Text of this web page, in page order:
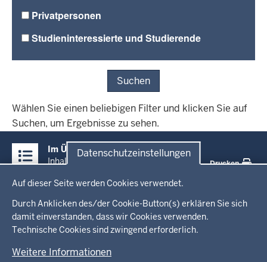
Datenschutzeinstellungen
Auf dieser Seite werden Cookies verwendet.
Durch Anklicken des/der Cookie-Button(s) erklären Sie sich
damit einverstanden, dass wir Cookies verwenden.
Technische Cookies sind zwingend erforderlich.
Weitere Informationen
Privatpersonen
Studieninteressierte und Studierende
Suchen
Wählen Sie einen beliebigen Filter und klicken Sie auf
Suchen, um Ergebnisse zu sehen.
Inhalte
Im Überblick
Inhalt
Drucken
Menü
in
der
Fußzeile
Startseite
Ministerium
Leitung des Hauses